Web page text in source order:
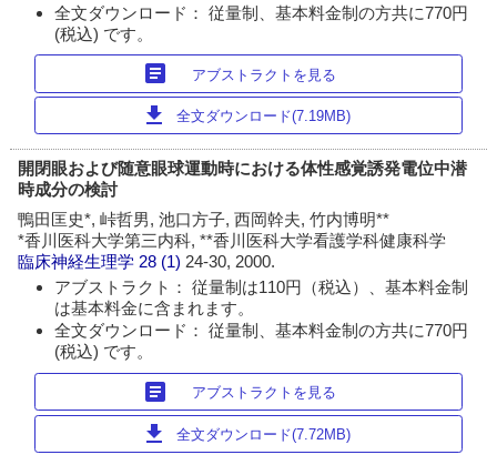
全文ダウンロード： 従量制、基本料金制の方共に770円
(税込) です。
article アブストラクトを見る
download 全文ダウンロード(7.19MB)
開閉眼および随意眼球運動時における体性感覚誘発電位中潜
時成分の検討
鴨田匡史*, 峠哲男, 池口方子, 西岡幹夫, 竹内博明**
*香川医科大学第三内科, **香川医科大学看護学科健康科学
臨床神経生理学 28 (1) 24-30, 2000.
アブストラクト： 従量制は110円（税込）、基本料金制
は基本料金に含まれます。
全文ダウンロード： 従量制、基本料金制の方共に770円
(税込) です。
article アブストラクトを見る
download 全文ダウンロード(7.72MB)